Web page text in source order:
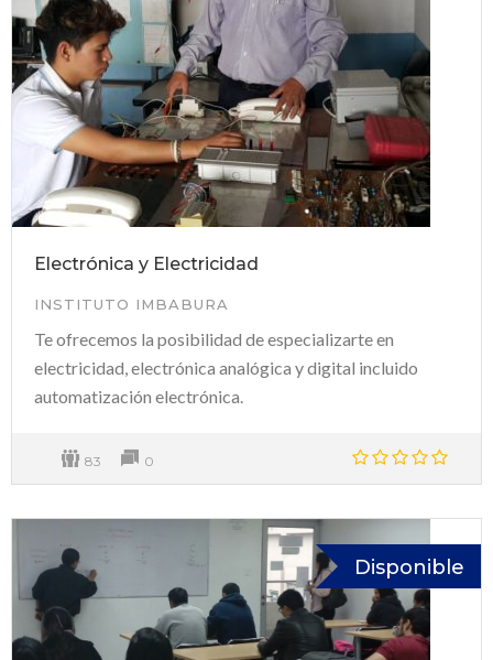
Electrónica y Electricidad
INSTITUTO IMBABURA
Te ofrecemos la posibilidad de especializarte en
electricidad, electrónica analógica y digital incluido
automatización electrónica.
83 0
Disponible